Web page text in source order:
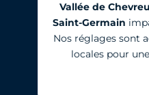
Vallée de
Saint-Germain
Nos réglages sont
locales pour